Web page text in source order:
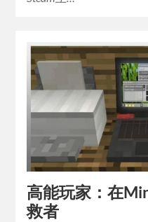
高能玩家：在
救者